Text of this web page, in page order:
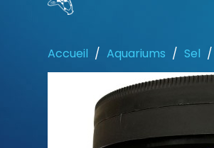
Accueil Aquariums Sel